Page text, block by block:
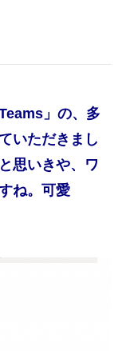
」の、多
いただきまし
思いきや、ワ
ね。可愛